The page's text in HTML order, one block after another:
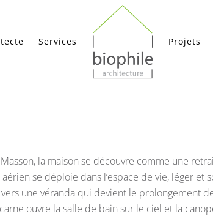
Services Projets
la maison se découvre comme une
aérien se déploie dans l’espace de vie, léger
une véranda qui devient le prolongement
ouvre la salle de bain sur le ciel et la